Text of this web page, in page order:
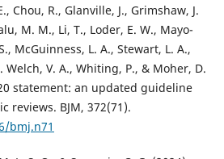
Chou, R., Glanville, J., Grimshaw, J.
M. M., Li, T., Loder, E. W., Mayo-
McGuinness, L. A., Stewart, L. A.,
Welch, V. A., Whiting, P., & Moher, D.
statement: an updated guideline
reviews. BJM, 372(71).
bmj.n71